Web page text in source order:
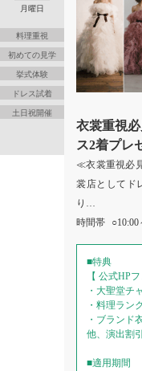
月曜日
料理重視
初めての見学
挙式体験
ドレス試着
土日祝開催
衣裳重視
ス2着プレ
≪衣裳重視必
裳店としてド
り…
時間帯
■特典
【 公式HP
・大聖堂チ
・料理ラン
・ブランド
他、演出割
■適用期間